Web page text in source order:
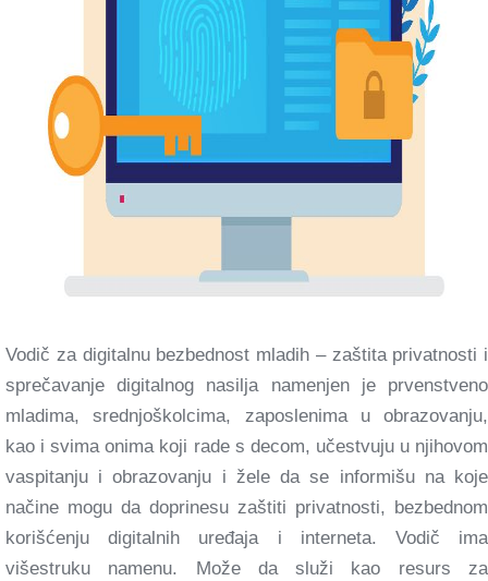
Vodič za digitalnu bezbednost mladih – zaštita privatnosti i
sprečavanje digitalnog nasilja namenjen je prvenstveno
mladima, srednjoškolcima, zaposlenima u obrazovanju,
kao i svima onima koji rade s decom, učestvuju u njihovom
vaspitanju i obrazovanju i žele da se informišu na koje
načine mogu da doprinesu zaštiti privatnosti, bezbednom
korišćenju digitalnih uređaja i interneta. Vodič ima
višestruku namenu. Može da služi kao resurs za